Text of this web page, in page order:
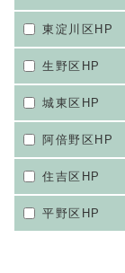
東淀川区HP
生野区HP
城東区HP
阿倍野区HP
住吉区HP
平野区HP